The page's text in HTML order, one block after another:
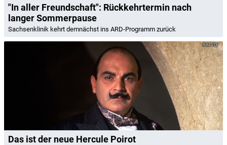
"In aller Freundschaft": Rückkehrtermin nach
langer Sommerpause
Sachsenklinik kehrt demnächst ins ARD-Programm zurück
ITV
Das ist der neue Hercule Poirot